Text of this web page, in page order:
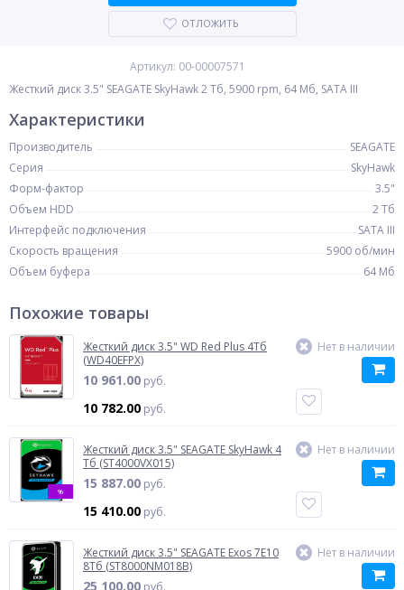
ОТЛОЖИТЬ
Артикул: 00-00007571
Жесткий диск 3.5" SEAGATE SkyHawk 2 Тб, 5900 rpm, 64 Мб, SATA III
Характеристики
Производитель
SEAGATE
Серия
SkyHawk
Форм-фактор
3.5"
Объем HDD
2 Тб
Интерфейс подключения
SATA III
Скорость вращения
5900 об/мин
Объем буфера
64 Мб
Похожие товары
Жесткий диск 3.5" WD Red Plus 4Тб
(WD40EFPX)
10 961.00 руб.
10 782.00 руб.
Нет в наличии
%
Жесткий диск 3.5" SEAGATE SkyHawk 4
Тб (ST4000VX015)
15 887.00 руб.
15 410.00 руб.
Нет в наличии
Жесткий диск 3.5" SEAGATE Exos 7E10
8Тб (ST8000NM018B)
25 100.00 руб.
Нет в наличии